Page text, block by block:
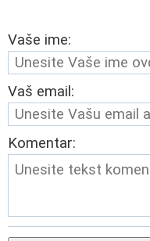
Vaše ime:
Vaš email:
Komentar: